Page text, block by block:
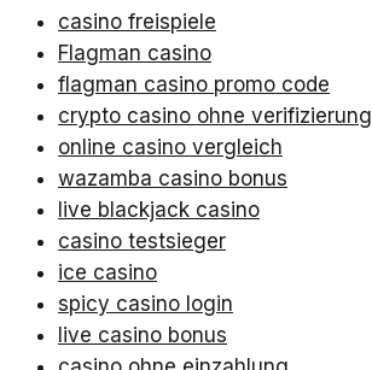
casino freispiele
Flagman casino
flagman casino promo code
crypto casino ohne verifizierung
online casino vergleich
wazamba casino bonus
live blackjack casino
casino testsieger
ice casino
spicy casino login
live casino bonus